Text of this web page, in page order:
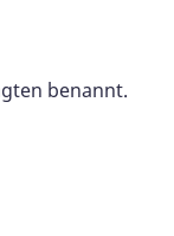
benannt.